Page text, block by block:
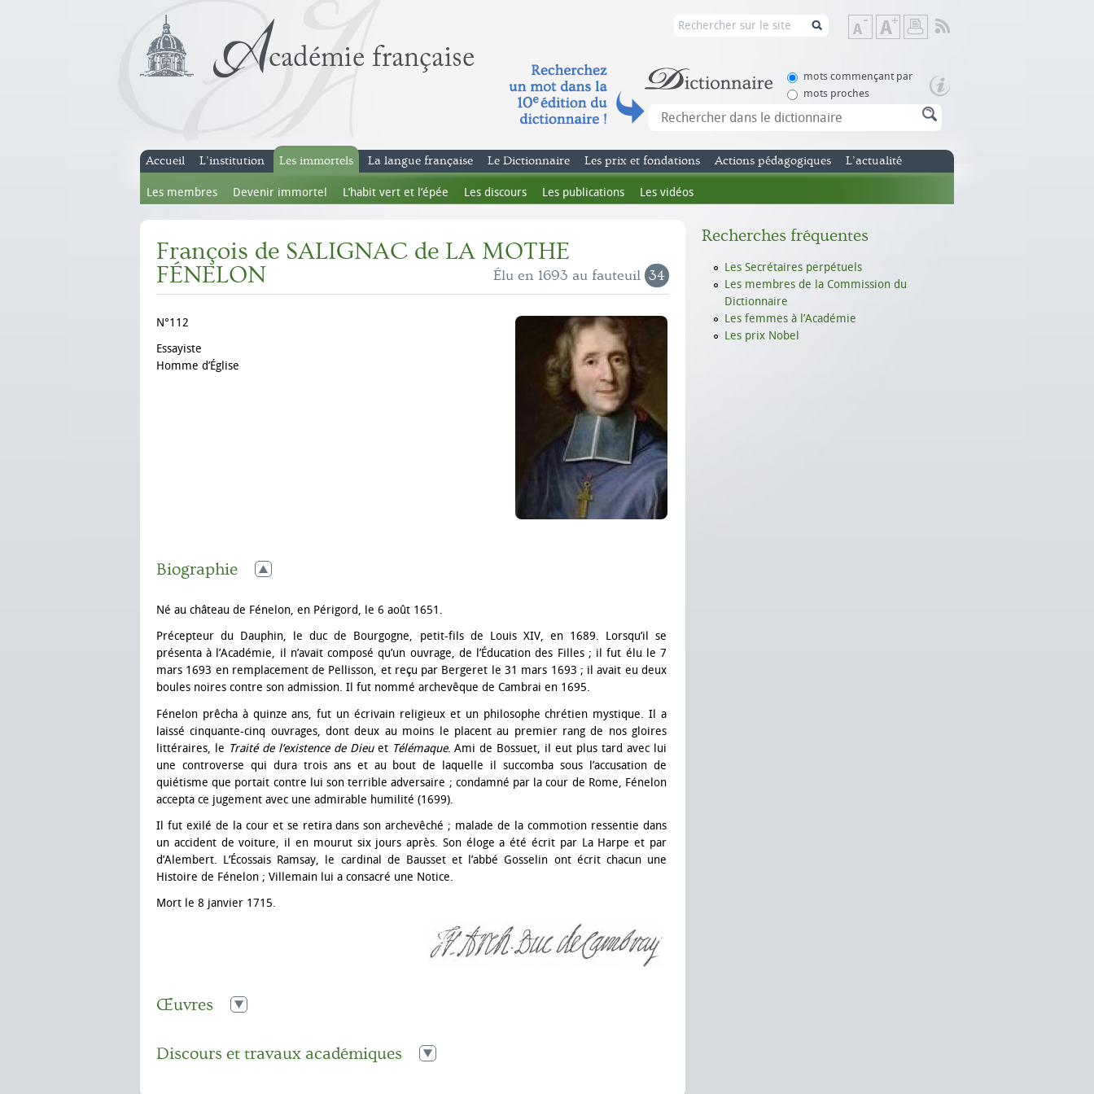
Diminuer
la
de
Augmenter
la
de
mots commençant par
mots proches
Accueil L’institution Les immortels
Les membres Devenir immortel L’habit vert et l’épée Les discours Les publications Les vidéos
La langue française Le Dictionnaire Les prix et fondations Actions pédagogiques L’actualité
François de SALIGNAC de LA MOTHE
FÉNELON
Élu en 1693 au fauteuil 34
N°112
Essayiste
Homme d’Église
Biographie
Né au château de Fénelon, en Périgord, le 6 août 1651.
Précepteur du Dauphin, le duc de Bourgogne, petit-fils de Louis XIV, en 1689. Lorsqu’il se
présenta à l’Académie, il n’avait composé qu’un ouvrage, de l’Éducation des Filles ; il fut élu le 7
mars 1693 en remplacement de Pellisson, et reçu par Bergeret le 31 mars 1693 ; il avait eu deux
boules noires contre son admission. Il fut nommé archevêque de Cambrai en 1695.
Fénelon prêcha à quinze ans, fut un écrivain religieux et un philosophe chrétien mystique. Il a
laissé cinquante-cinq ouvrages, dont deux au moins le placent au premier rang de nos gloires
littéraires, le Traité de l’existence de Dieuet Télémaque. Ami de Bossuet, il eut plus tard avec lui
une controverse qui dura trois ans et au bout de laquelle il succomba sous l’accusation de
quiétisme que portait contre lui son terrible adversaire ; condamné par la cour de Rome, Fénelon
accepta ce jugement avec une admirable humilité (1699).
Il fut exilé de la cour et se retira dans son archevêché ; malade de la commotion ressentie dans
un accident de voiture, il en mourut six jours après. Son éloge a été écrit par La Harpe et par
d’Alembert. L’Écossais Ramsay, le cardinal de Bausset et l’abbé Gosselin ont écrit chacun une
Histoire de Fénelon ; Villemain lui a consacré une Notice.
Mort le 8 janvier 1715.
Œuvres
1688
Traité du ministère des pasteurs
Discours et travaux académiques
Recherches fréquentes
Les Secrétaires perpétuels
Les membres de la Commission du
Dictionnaire
Les femmes à l’Académie
Les prix Nobel